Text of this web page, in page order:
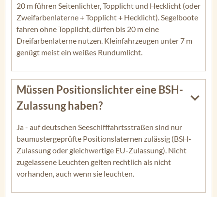
20 m führen Seitenlichter, Topplicht und Hecklicht (oder
Zweifarbenlaterne + Topplicht + Hecklicht). Segelboote
fahren ohne Topplicht, dürfen bis 20 m eine
Dreifarbenlaterne nutzen. Kleinfahrzeugen unter 7 m
genügt meist ein weißes Rundumlicht.
Müssen Positionslichter eine BSH-
Zulassung haben?
Ja - auf deutschen Seeschifffahrtsstraßen sind nur
baumustergeprüfte Positionslaternen zulässig (BSH-
Zulassung oder gleichwertige EU-Zulassung). Nicht
zugelassene Leuchten gelten rechtlich als nicht
vorhanden, auch wenn sie leuchten.